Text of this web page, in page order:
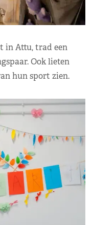
in Attu, trad een
Ook lieten
hun sport zien.